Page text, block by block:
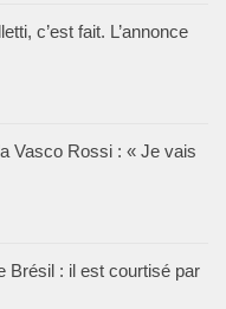
c’est fait. L’annonce
Vasco Rossi : « Je vais
Brésil : il est courtisé par